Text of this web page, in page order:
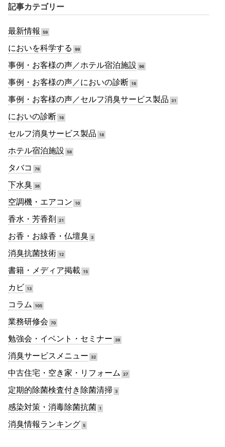
記事カテゴリー
最新情報 59
においを科学する 99
事例・お客様の声／ホテル宿泊施設 96
事例・お客様の声／においの診断 16
事例・お客様の声／セルフ消臭サービス製品 31
においの診断 16
セルフ消臭サービス製品 18
ホテル宿泊施設 58
タバコ 76
下水臭 36
空調機・エアコン 10
香水・芳香剤 21
お香・お線香・仏壇臭 3
消臭抗菌技術 12
書籍・メディア掲載 15
カビ 13
コラム 105
業務研修会 70
勉強会・イベント・セミナー 39
消臭サービスメニュー 32
中古住宅・空き家・リフォーム 27
定期的除菌検査付き除菌清掃 3
感染対策・消毒除菌抗菌 1
消臭情報ランキング 5